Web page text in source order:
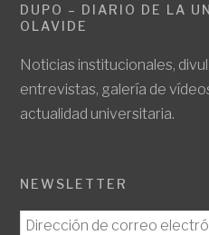
DUPO – DIARIO DE LA
OLAVIDE
Noticias institucionales,
entrevistas, galería de
actualidad universitaria.
NEWSLETTER